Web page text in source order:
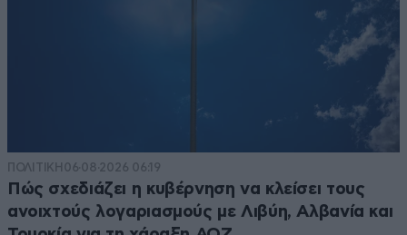
ΠΟΛΙΤΙΚΗ 06·08·2026 06:19
Πώς σχεδιάζει η κυβέρνηση να κλείσει τους
ανοιχτούς λογαριασμούς με Λιβύη, Αλβανία και